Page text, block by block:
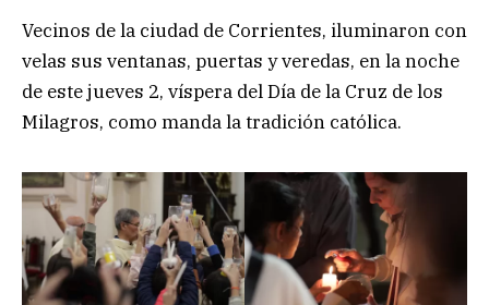
Vecinos de la ciudad de Corrientes, iluminaron con
velas sus ventanas, puertas y veredas, en la noche
de este jueves 2, víspera del Día de la Cruz de los
Milagros, como manda la tradición católica.